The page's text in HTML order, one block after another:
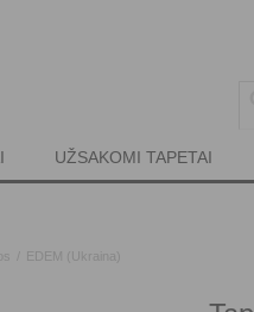
UŽSAKOMI TAPETAI
EDEM (Ukraina)